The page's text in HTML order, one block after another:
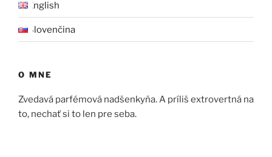
English
Slovenčina
O MNE
Zvedavá parfémová nadšenkyňa. A príliš extrovertná na
to, nechať si to len pre seba.